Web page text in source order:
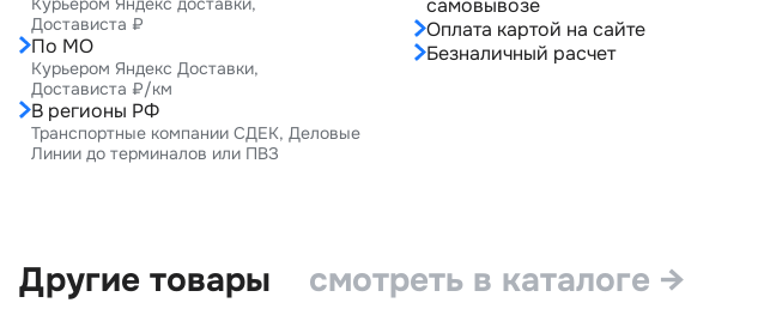
Достависта ₽
По МО
Курьером Яндекс Доставки,
Достависта ₽/км
В регионы РФ
Транспортные компании СДЕК, Деловые
Линии до терминалов или ПВЗ
самовывозе
Оплата картой на сайте
Безналичный расчет
Другие товары смотреть в каталоге →